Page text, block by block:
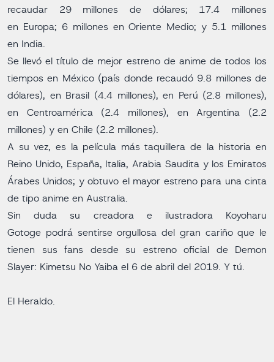
recaudar 29 millones de dólares; 17.4 millones
en Europa; 6 millones en Oriente Medio; y 5.1 millones
en India.
Se llevó el título de mejor estreno de anime de todos los
tiempos en México (país donde recaudó 9.8 millones de
dólares), en Brasil (4.4 millones), en Perú (2.8 millones),
en Centroamérica (2.4 millones), en Argentina (2.2
millones) y en Chile (2.2 millones).
A su vez, es la película más taquillera de la historia en
Reino Unido, España, Italia, Arabia Saudita y los Emiratos
Árabes Unidos; y obtuvo el mayor estreno para una cinta
de tipo anime en Australia.
Sin duda su creadora e ilustradora Koyoharu
Gotoge podrá sentirse orgullosa del gran cariño que le
tienen sus fans desde su estreno oficial de Demon
Slayer: Kimetsu No Yaiba el 6 de abril del 2019. Y tú.
El Heraldo.